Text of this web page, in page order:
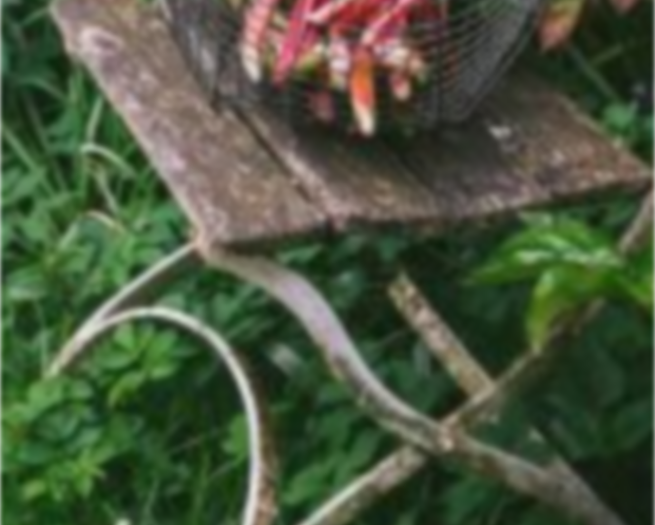
Nie wieder ein Rezept verpassen!
Verpasse kein Rezept mehr und erhalte regelmäßig neue Rezepte per Mail.
Ich stimme der Datenschutzerklärung zu.